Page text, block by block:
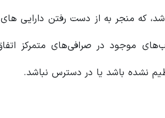
که منجر به از دست رفتن دارایی
موجود در صرافی‌های متمرکز
نشده باشد یا در دسترس نباشد.